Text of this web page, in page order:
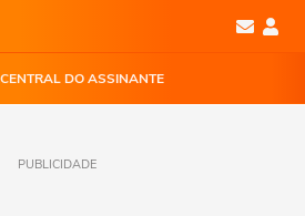
CENTRAL DO ASSINANTE
PUBLICIDADE